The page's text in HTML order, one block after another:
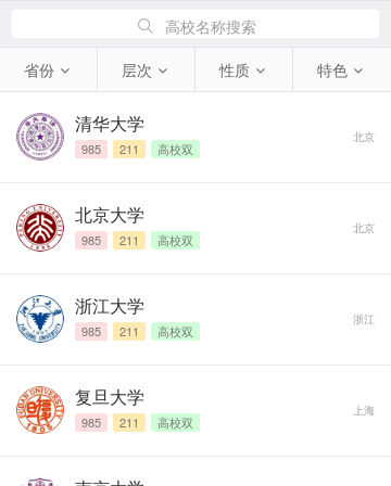
高校名称搜索
省份 层次 性质 特色
清华大学
985 211 高校双
北京
北京大学
985 211 高校双
北京
浙江大学
985 211 高校双
浙江
复旦大学
985 211 高校双
上海